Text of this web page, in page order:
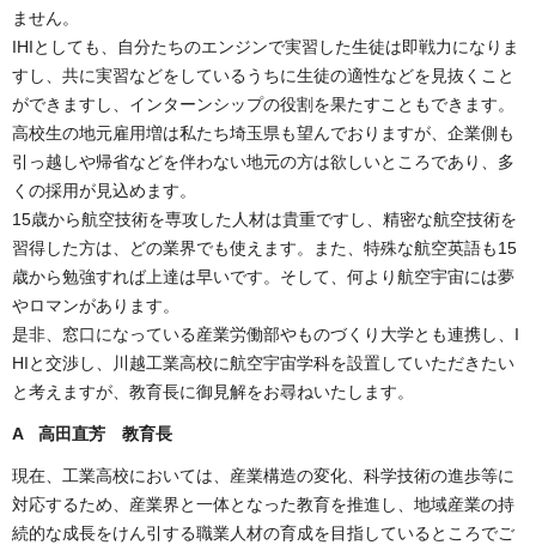
ません。
IHIとしても、自分たちのエンジンで実習した生徒は即戦力になりま
すし、共に実習などをしているうちに生徒の適性などを見抜くこと
ができますし、インターンシップの役割を果たすこともできます。
高校生の地元雇用増は私たち埼玉県も望んでおりますが、企業側も
引っ越しや帰省などを伴わない地元の方は欲しいところであり、多
くの採用が見込めます。
15歳から航空技術を専攻した人材は貴重ですし、精密な航空技術を
習得した方は、どの業界でも使えます。また、特殊な航空英語も15
歳から勉強すれば上達は早いです。そして、何より航空宇宙には夢
やロマンがあります。
是非、窓口になっている産業労働部やものづくり大学とも連携し、I
HIと交渉し、川越工業高校に航空宇宙学科を設置していただきたい
と考えますが、教育長に御見解をお尋ねいたします。
A 高田直芳 教育長
現在、工業高校においては、産業構造の変化、科学技術の進歩等に
対応するため、産業界と一体となった教育を推進し、地域産業の持
続的な成長をけん引する職業人材の育成を目指しているところでご